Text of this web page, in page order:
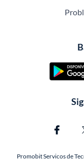
Promobit Servicos de